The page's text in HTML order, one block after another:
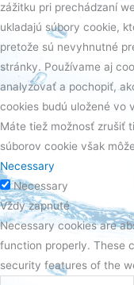
zážitku pri prechádzaní
ukladajú súbory cookie,
pretože sú nevyhnutné
stránky. Používame aj
analyzovať a pochopiť,
cookies budú uložené vo
Máte tiež možnosť zrušiť
súborov cookie však
Necessary
Necessary
Vždy zapnuté
Necessary cookies are
function properly. These
security features of the